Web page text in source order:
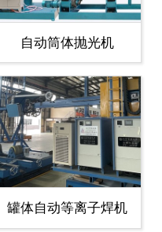
自动筒体抛光机
罐体自动等离子焊机